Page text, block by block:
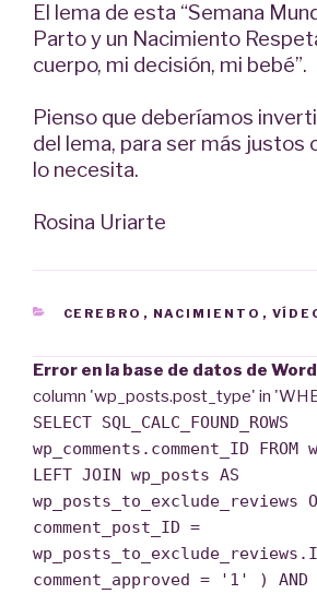
El lema de esta “Semana
Parto y un Nacimiento
cuerpo, mi decisión, mi bebé”.
Pienso que deberíamos
del lema, para ser más justos
lo necesita.
Rosina Uriarte
CATEGORÍAS
CEREBRO , NACIMIENTO ,
Error en la base de datos de
column 'wp_posts.post_type' in
SELECT SQL_CALC_FOUND_ROWS
wp_comments.comment_ID FROM
LEFT JOIN wp_posts AS
wp_posts_to_exclude_reviews
comment_post_ID =
comment_approved = '1' ) AND